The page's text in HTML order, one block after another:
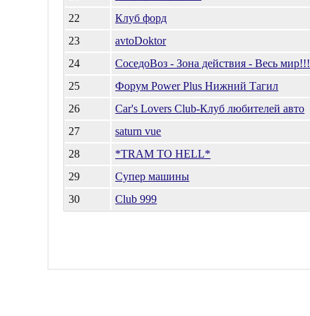
22
Клуб форд
23
avtoDoktor
24
СоседоВоз - Зона действия - Весь мир!!!
25
Форум Power Plus Нижний Тагил
26
Car's Lovers Club-Клуб любителей авто
27
saturn vue
28
*TRAM TO HELL*
29
Супер машины
30
Club 999